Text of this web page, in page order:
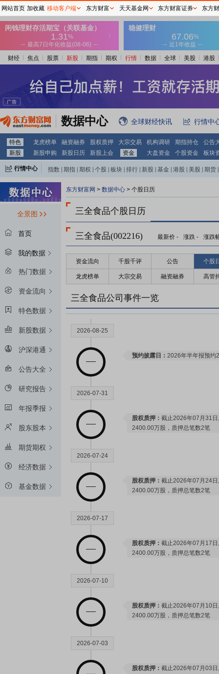
财经 焦点 股票 新股 期指 期权 行情 数据 全球 美股 港股
数据中心 全球财经快讯 行情中
特色 龙虎榜单 融资融券 股权质押 大宗交易 机构调研 期指持仓
公告
新股
新股申购 新股日历 新股上会 资金 大盘资金 个股资金 板块
行情中心 指数 期指 期权 个股 板块 排行 新股 基金 港股 美股 期货
全景图
首页
我的数据
热门数据
资金流向
特色数据
新股数据
沪深港通
公告大全
研究报告
年报季报
股东股本
期货期权
经济数据
基金数据
东方财富网 > 数据中心 > 个股日历
三全食品个股日历
三全食品(002216) 最新价 - 涨跌 - 涨跌
资金流向 千股千评 公告 个股
龙虎榜单 大宗交易 融资融券 高管
三全食品公司事件一览
2026-08-25
预约披露日： 2026年半年报预约
2026-07-31
股权质押： 截止2026年07月31
2400.00万股，质押总笔数2笔
2026-07-24
股权质押： 截止2026年07月24
2400.00万股，质押总笔数2笔
2026-07-17
股权质押： 截止2026年07月17
2400.00万股，质押总笔数2笔
2026-07-10
股权质押： 截止2026年07月10
2400.00万股，质押总笔数2笔
2026-07-03
股权质押： 截止2026年07月03
网站首页 加收藏 移动客户端 东方财富 天天基金网 东方财富证券 东方